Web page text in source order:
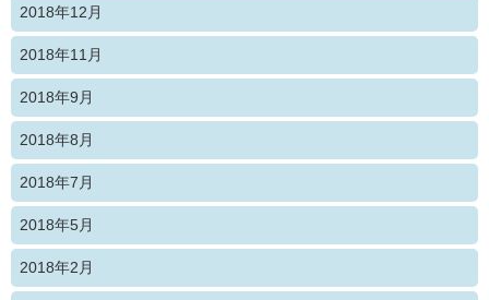
2018年12月
2018年11月
2018年9月
2018年8月
2018年7月
2018年5月
2018年2月